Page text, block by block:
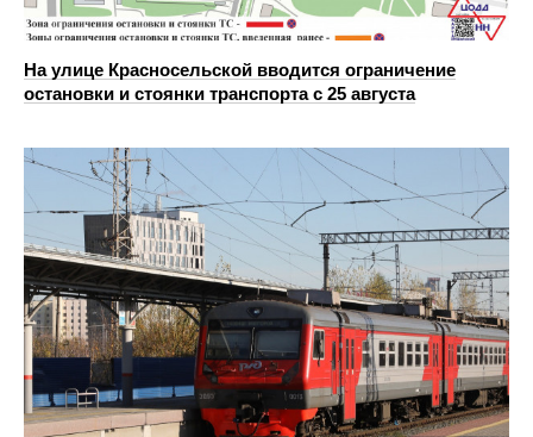
На улице Красносельской вводится ограничение
остановки и стоянки транспорта с 25 августа